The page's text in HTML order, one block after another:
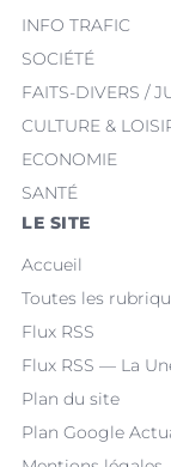
INFO TRAFIC
SOCIÉTÉ
FAITS-DIVERS /
CULTURE &
ECONOMIE
SANTÉ
LE SITE
Accueil
Toutes les
Flux RSS
Flux RSS — La
Plan du site
Plan Google